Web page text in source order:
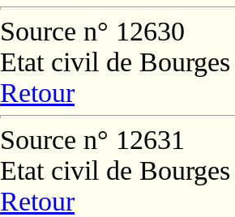
Source n° 12630
Etat civil de Bourges
Retour
Source n° 12631
Etat civil de Bourges
Retour